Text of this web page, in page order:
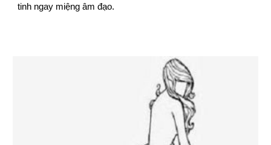
tinh ngay miệng âm đạo.